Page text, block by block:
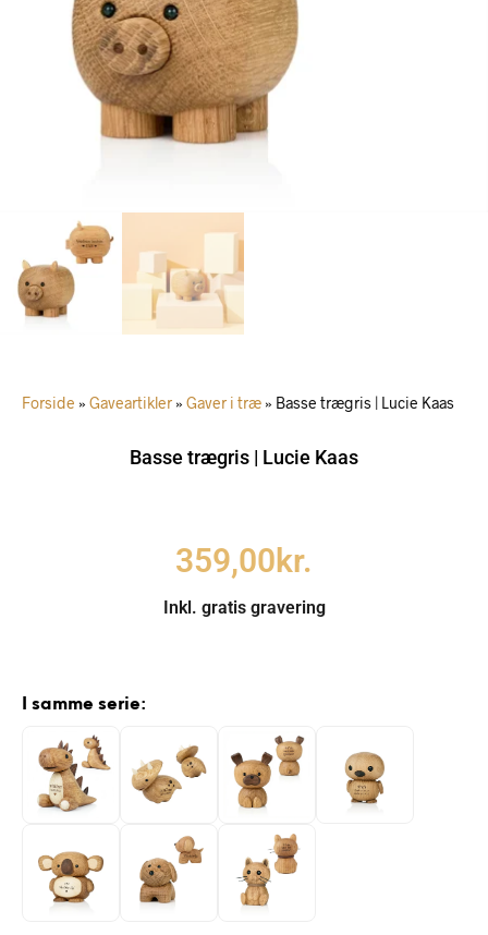
Forside » Gaveartikler » Gaver i træ » Basse trægris | Lucie Kaas
Basse trægris | Lucie Kaas
359,00kr.
Inkl. gratis gravering
I samme serie: